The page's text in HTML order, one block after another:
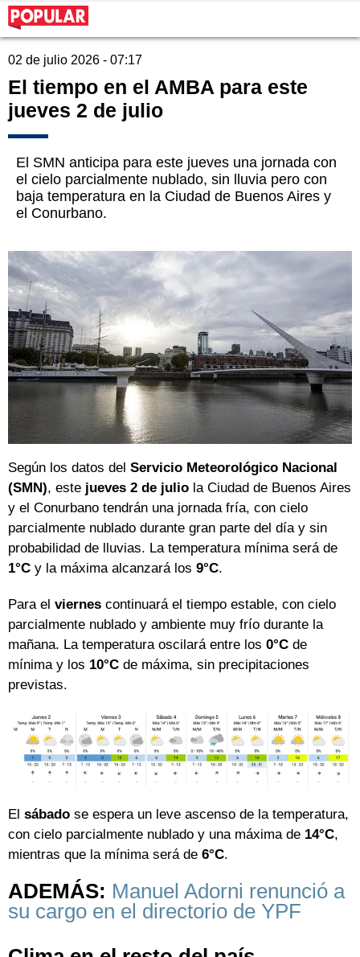
02 de julio 2026 - 07:17
El tiempo en el AMBA para este
jueves 2 de julio
El SMN anticipa para este jueves una jornada con
el cielo parcialmente nublado, sin lluvia pero con
baja temperatura en la Ciudad de Buenos Aires y
el Conurbano.
Según los datos del Servicio Meteorológico Nacional
(SMN), este jueves 2 de julio la Ciudad de Buenos Aires
y el Conurbano tendrán una jornada fría, con cielo
parcialmente nublado durante gran parte del día y sin
probabilidad de lluvias. La temperatura mínima será de
1°C y la máxima alcanzará los 9°C.
Para el viernes continuará el tiempo estable, con cielo
parcialmente nublado y ambiente muy frío durante la
mañana. La temperatura oscilará entre los 0°C de
mínima y los 10°C de máxima, sin precipitaciones
previstas.
El sábado se espera un leve ascenso de la temperatura,
con cielo parcialmente nublado y una máxima de 14°C,
mientras que la mínima será de 6°C.
ADEMÁS: Manuel Adorni renunció a
su cargo en el directorio de YPF